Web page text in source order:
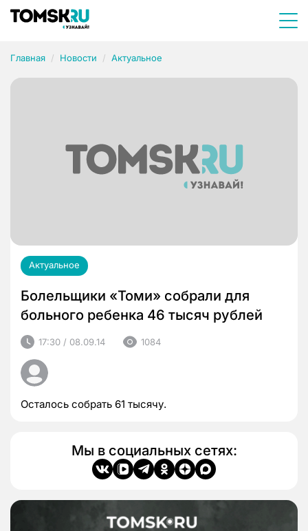
Главная Новости Актуальное
Актуальное
Болельщики «Томи» собрали для
больного ребенка 46 тысяч рублей
17:30 / 08.09.14 1084
Осталось собрать 61 тысячу.
Мы в социальных сетях: